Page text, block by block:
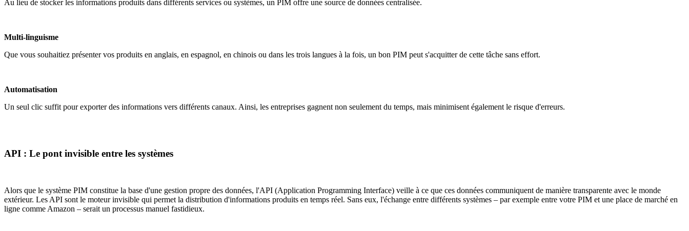
Au lieu de stocker les informations produits dans différents services ou systèmes, un PIM offre une source de données centralisée.
Multi-linguisme
Que vous souhaitiez présenter vos produits en anglais, en espagnol, en chinois ou dans les trois langues à la fois, un bon PIM peut s'acquitter de cette tâche sans effort.
Automatisation
Un seul clic suffit pour exporter des informations vers différents canaux. Ainsi, les entreprises gagnent non seulement du temps, mais minimisent également le risque d'erreurs.
API : Le pont invisible entre les systèmes
Alors que le système PIM constitue la base d'une gestion propre des données, l'API (Application Programming Interface) veille à ce que ces données communiquent de manière transparente avec le monde
extérieur. Les API sont le moteur invisible qui permet la distribution d'informations produits en temps réel. Sans eux, l'échange entre différents systèmes – par exemple entre votre PIM et une place de marché en
ligne comme Amazon – serait un processus manuel fastidieux.